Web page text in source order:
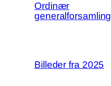
Ordinær
generalforsamling
Billeder fra 2025